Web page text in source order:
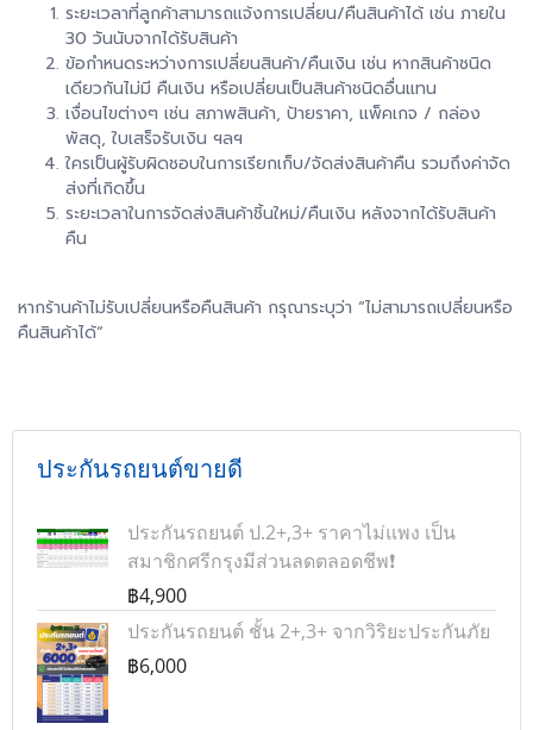
ระยะเวลาที่ลูกค้าสามารถแจ้งการเปลี่ยน/คืนสินค้าได้ เช่น ภายใน
30 วันนับจากได้รับสินค้า
ข้อกำหนดระหว่างการเปลี่ยนสินค้า/คืนเงิน เช่น หากสินค้าชนิด
เดียวกันไม่มี คืนเงิน หรือเปลี่ยนเป็นสินค้าชนิดอื่นแทน
เงื่อนไขต่างๆ เช่น สภาพสินค้า, ป้ายราคา, แพ็คเกจ / กล่อง
พัสดุ, ใบเสร็จรับเงิน ฯลฯ
ใครเป็นผู้รับผิดชอบในการเรียกเก็บ/จัดส่งสินค้าคืน รวมถึงค่าจัด
ส่งที่เกิดขึ้น
ระยะเวลาในการจัดส่งสินค้าชิ้นใหม่/คืนเงิน หลังจากได้รับสินค้า
คืน
หากร้านค้าไม่รับเปลี่ยนหรือคืนสินค้า กรุณาระบุว่า “ไม่สามารถเปลี่ยนหรือ
คืนสินค้าได้“
ประกันรถยนต์ขายดี
ประกันรถยนต์ ป.2+,3+ ราคาไม่แพง เป็น
สมาชิกศรีกรุงมีส่วนลดตลอดชีพ❗
฿4,900
ประกันรถยนต์ ชั้น 2+,3+ จากวิริยะประกันภัย
฿6,000